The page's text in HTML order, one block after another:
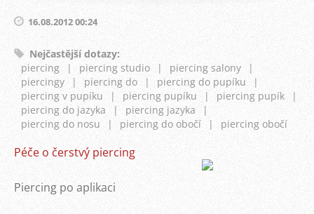
16.08.2012 00:24
Nejčastější dotazy:
piercing
| piercing studio | piercing salony
|
piercingy
| piercing do | piercing do pupíku
|
piercing v pupíku
| piercing pupíku | piercing pupík
|
piercing do jazyka
| piercing jazyka
|
piercing do nosu
| piercing do obočí | piercing obočí
Péče o čerstvý piercing
Piercing po aplikaci